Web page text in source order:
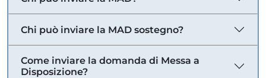
Chi può inviare la MAD sostegno?
Come inviare la domanda di Messa a
Disposizione?